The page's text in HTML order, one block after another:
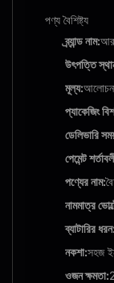
পণ্য বৈশিষ্ট্য
ব্র্যান্ড নাম:
উৎপত্তি
মূল্য:
প্যাকেজিং
ডেলিভারি
পেমেন্ট
পণ্যের নাম:
নামমাত্র
ব্যাটারির ধরন:
নকশা:সহজ
ওজন ক্ষমতা: